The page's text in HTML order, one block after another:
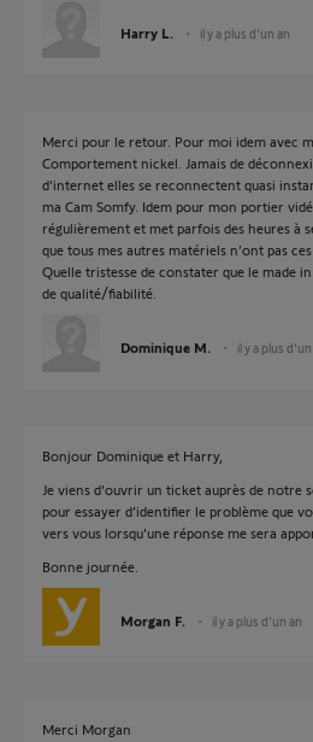
Harry L. il y a plus d'un an
Merci pour le retour. Pour moi idem avec
Comportement nickel. Jamais de
d’internet elles se reconnectent quasi
ma Cam Somfy. Idem pour mon portier
régulièrement et met parfois des heures à
que tous mes autres matériels n’ont pas
Quelle tristesse de constater que le made
de qualité/fiabilité.
Dominique M. il y a plus d'un
Bonjour Dominique et Harry,
Je viens d'ouvrir un ticket auprès de notre
pour essayer d’identifier le problème que
vers vous lorsqu'une réponse me sera
Bonne journée.
Morgan F. il y a plus d'un an
Merci Morgan